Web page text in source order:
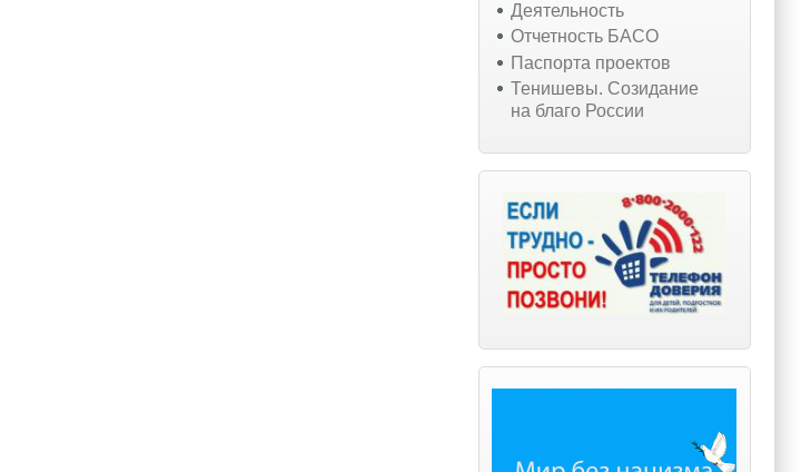
Деятельность
Отчетность БАСО
Паспорта проектов
Тенишевы. Созидание
на благо России